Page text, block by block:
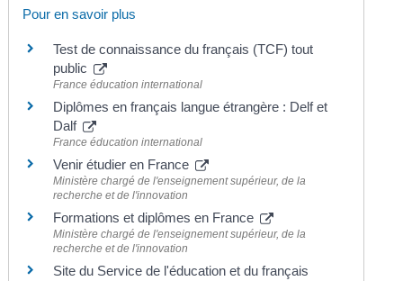
Pour en savoir plus
Test de connaissance du français (TCF) tout
public
France éducation international
Diplômes en français langue étrangère : Delf et
Dalf
France éducation international
Venir étudier en France
Ministère chargé de l'enseignement supérieur, de la
recherche et de l'innovation
Formations et diplômes en France
Ministère chargé de l'enseignement supérieur, de la
recherche et de l'innovation
Site du Service de l'éducation et du français